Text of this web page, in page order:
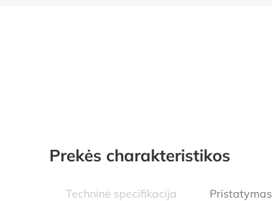
Prekės charakteristikos
Techninė specifikacija Pristatymas